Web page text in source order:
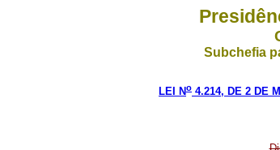
Subchefia
LEI No 4.214, DE 2 DE